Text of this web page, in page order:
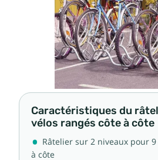
Caractéristiques du
vélos rangés côte à côte
Râtelier sur 2 niveaux pour
à côte